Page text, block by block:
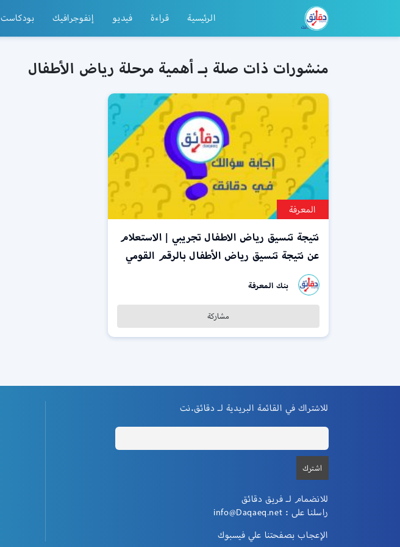
الرئيسية قراءة فيديو إنفوجرافيك بودكاست
منشورات ذات صلة بـ أهمية مرحلة رياض الأطفال
المعرفة
نتيجة تنسيق رياض الاطفال تجريبي | الاستعلام
عن نتيجة تنسيق رياض الأطفال بالرقم القومي
بنك المعرفة
مشاركة
للاشتراك في القائمة البريدية لـ دقائق.نت
للانضمام لـ فريق دقائق
راسلنا على : info@Daqaeq.net
الإعجاب بصفحتنا علي فيسبوك